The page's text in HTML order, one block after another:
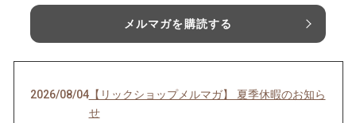
メルマガを購読する
2026/08/04【リックショップメルマガ】 夏季休暇のお知ら
せ